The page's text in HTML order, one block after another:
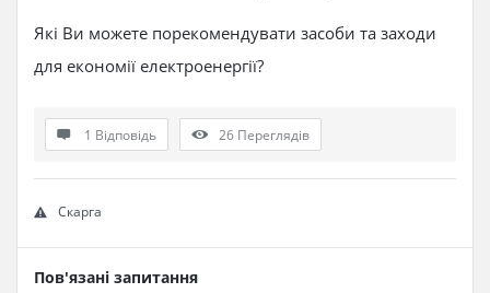
Які Ви можете порекомендувати засоби та заходи
для економії електроенергії?
1 Відповідь 26 Переглядів
Скарга
Пов'язані запитання